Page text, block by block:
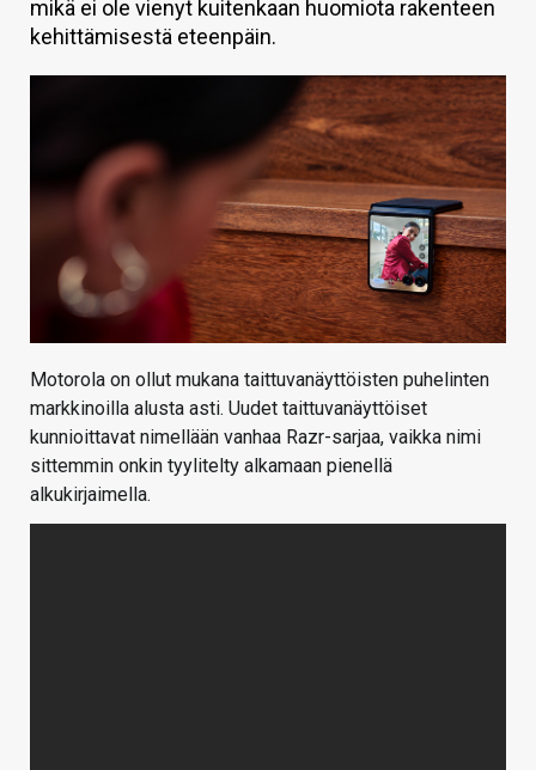
HINTA.FI
mikä ei ole vienyt kuitenkaan huomiota rakenteen
kehittämisestä eteenpäin.
Motorola on ollut mukana taittuvanäyttöisten puhelinten
markkinoilla alusta asti. Uudet taittuvanäyttöiset
kunnioittavat nimellään vanhaa Razr-sarjaa, vaikka nimi
sittemmin onkin tyylitelty alkamaan pienellä
alkukirjaimella.